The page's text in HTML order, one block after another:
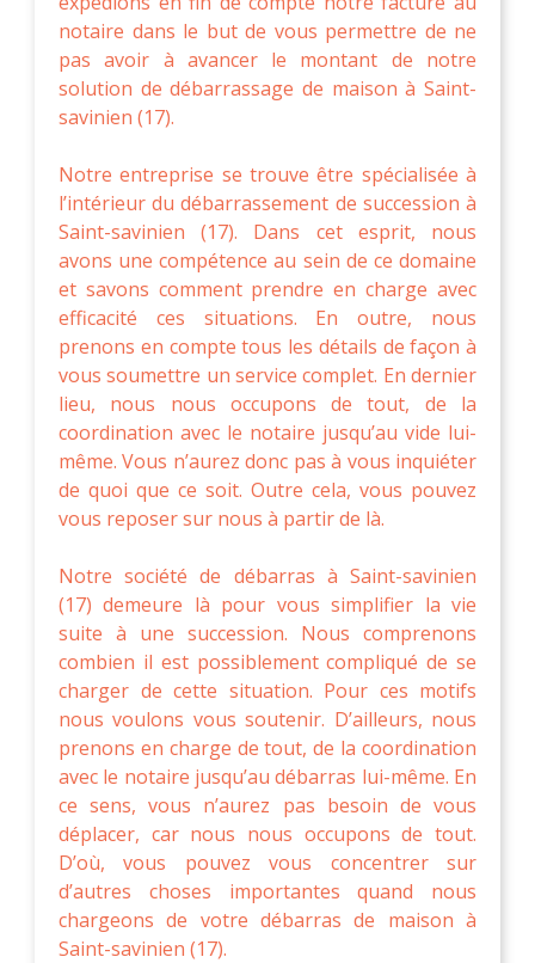
notaire dans le but de vous permettre de ne
pas avoir à avancer le montant de notre
solution de débarrassage de maison à Saint-
savinien (17).
Notre entreprise se trouve être spécialisée à
l’intérieur du débarrassement de succession à
Saint-savinien (17). Dans cet esprit, nous
avons une compétence au sein de ce domaine
et savons comment prendre en charge avec
efficacité ces situations. En outre, nous
prenons en compte tous les détails de façon à
vous soumettre un service complet. En dernier
lieu, nous nous occupons de tout, de la
coordination avec le notaire jusqu’au vide lui-
même. Vous n’aurez donc pas à vous inquiéter
de quoi que ce soit. Outre cela, vous pouvez
vous reposer sur nous à partir de là.
Notre société de débarras à Saint-savinien
(17) demeure là pour vous simplifier la vie
suite à une succession. Nous comprenons
combien il est possiblement compliqué de se
charger de cette situation. Pour ces motifs
nous voulons vous soutenir. D’ailleurs, nous
prenons en charge de tout, de la coordination
avec le notaire jusqu’au débarras lui-même. En
ce sens, vous n’aurez pas besoin de vous
déplacer, car nous nous occupons de tout.
D’où, vous pouvez vous concentrer sur
d’autres choses importantes quand nous
chargeons de votre débarras de maison à
Saint-savinien (17).